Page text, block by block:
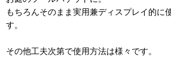
もちろんそのまま実用兼ディスプレイ的に
す。
その他工夫次第で使用方法は様々です。